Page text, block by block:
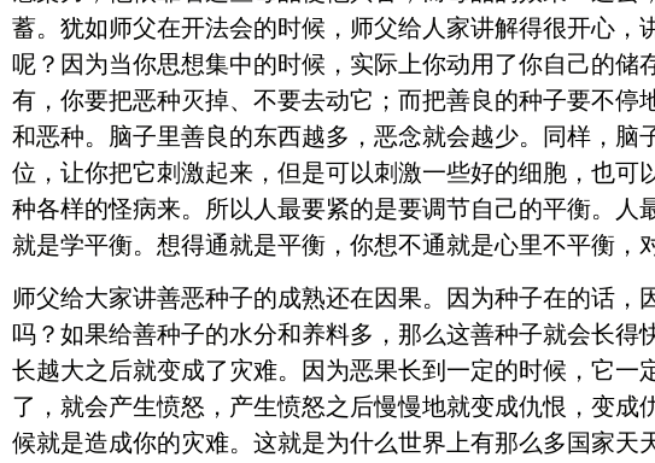
蓄。犹如师父在开法会的时候，师父给人家讲解得很开心
呢？因为当你思想集中的时候，实际上你动用了你自己的
有，你要把恶种灭掉、不要去动它；而把善良的种子要不
和恶种。脑子里善良的东西越多，恶念就会越少。同样，
位，让你把它刺激起来，但是可以刺激一些好的细胞，也
种各样的怪病来。所以人最要紧的是要调节自己的平衡。
就是学平衡。想得通就是平衡，你想不通就是心里不平衡，
师父给大家讲善恶种子的成熟还在因果。因为种子在的话
吗？如果给善种子的水分和养料多，那么这善种子就会长
长越大之后就变成了灾难。因为恶果长到一定的时候，它
了，就会产生愤怒，产生愤怒之后慢慢地就变成仇恨，变
候就是造成你的灾难。这就是为什么世界上有那么多国家